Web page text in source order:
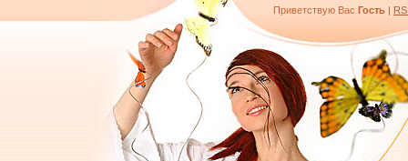
Приветствую Вас Гость |